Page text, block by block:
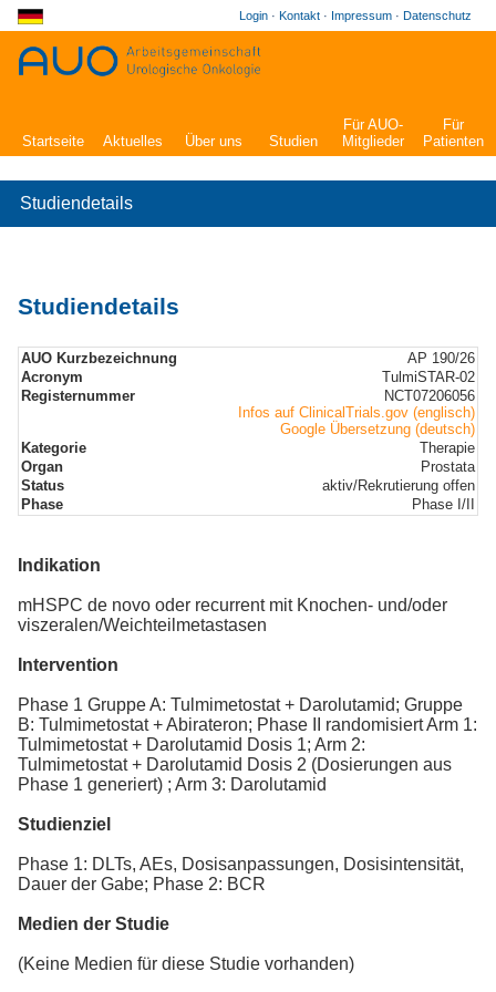
Login · Kontakt · Impressum · Datenschutz
Startseite Aktuelles Über uns Studien
Für AUO-
Mitglieder
Für
Patienten
Studiendetails
Studiendetails
AUO Kurzbezeichnung
AP 190/26
Acronym
TulmiSTAR-02
Registernummer
NCT07206056
Infos auf ClinicalTrials.gov (englisch)
Google Übersetzung (deutsch)
Kategorie
Therapie
Organ
Prostata
Status
aktiv/Rekrutierung offen
Phase
Phase I/II
Indikation
mHSPC de novo oder recurrent mit Knochen- und/oder
viszeralen/Weichteilmetastasen
Intervention
Phase 1 Gruppe A: Tulmimetostat + Darolutamid; Gruppe
B: Tulmimetostat + Abirateron; Phase II randomisiert Arm 1:
Tulmimetostat + Darolutamid Dosis 1; Arm 2:
Tulmimetostat + Darolutamid Dosis 2 (Dosierungen aus
Phase 1 generiert) ; Arm 3: Darolutamid
Studienziel
Phase 1: DLTs, AEs, Dosisanpassungen, Dosisintensität,
Dauer der Gabe; Phase 2: BCR
Medien der Studie
(Keine Medien für diese Studie vorhanden)